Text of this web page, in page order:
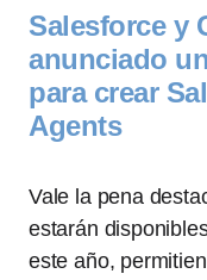
Salesforce y
anunciado
para crear
Agents
Vale la pena
estarán
este año,